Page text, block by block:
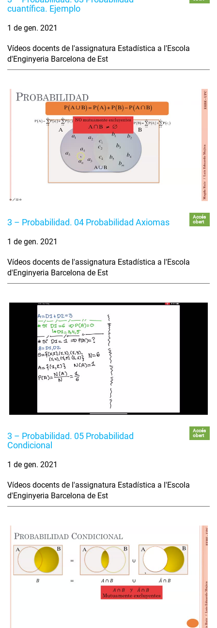
cuantífica. Ejemplo
1 de gen. 2021
Vídeos docents de l'assignatura Estadística a l'Escola
d'Enginyeria Barcelona de Est
3 – Probabilidad. 04 Probabilidad Axiomas
Accés
obert
1 de gen. 2021
Vídeos docents de l'assignatura Estadística a l'Escola
d'Enginyeria Barcelona de Est
3 – Probabilidad. 05 Probabilidad
Condicional
Accés
obert
1 de gen. 2021
Vídeos docents de l'assignatura Estadística a l'Escola
d'Enginyeria Barcelona de Est